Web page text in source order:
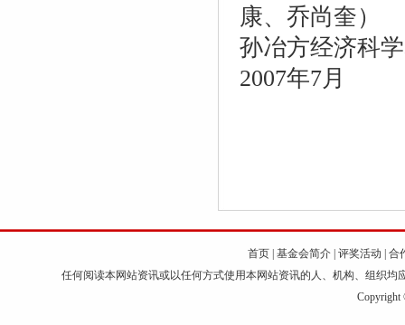
康、乔尚奎）
孙冶方经济科
2007年7月
首页 基金会简介 评奖活动
合
任何阅读本网站资讯或以任何方式使用本网站资讯的人、机构、组织